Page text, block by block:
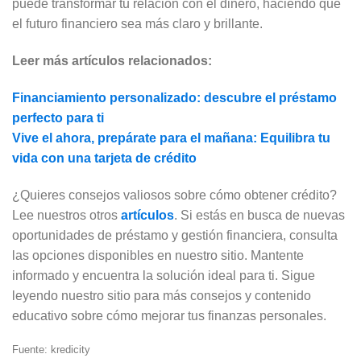
puede transformar tu relación con el dinero, haciendo que
el futuro financiero sea más claro y brillante.
Leer más artículos relacionados:
Financiamiento personalizado: descubre el préstamo
perfecto para ti
Vive el ahora, prepárate para el mañana: Equilibra tu
vida con una tarjeta de crédito
¿Quieres consejos valiosos sobre cómo obtener crédito?
Lee nuestros otros artículos. Si estás en busca de nuevas
oportunidades de préstamo y gestión financiera, consulta
las opciones disponibles en nuestro sitio. Mantente
informado y encuentra la solución ideal para ti. Sigue
leyendo nuestro sitio para más consejos y contenido
educativo sobre cómo mejorar tus finanzas personales.
Fuente: kredicity